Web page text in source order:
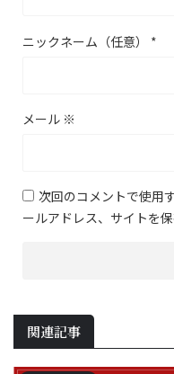
ニックネーム（任意） *
メール ※
次回のコメントで使用
ールアドレス、サイトを保
関連記事